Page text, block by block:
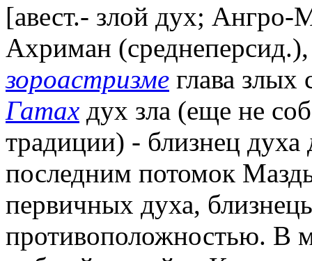
[авест.- злой дух;
Ахриман
зороастризме глава злых
Гатах дух зла (еще не
традиции) - близнец духа
последним потомок
первичных духа,
противоположностью. В